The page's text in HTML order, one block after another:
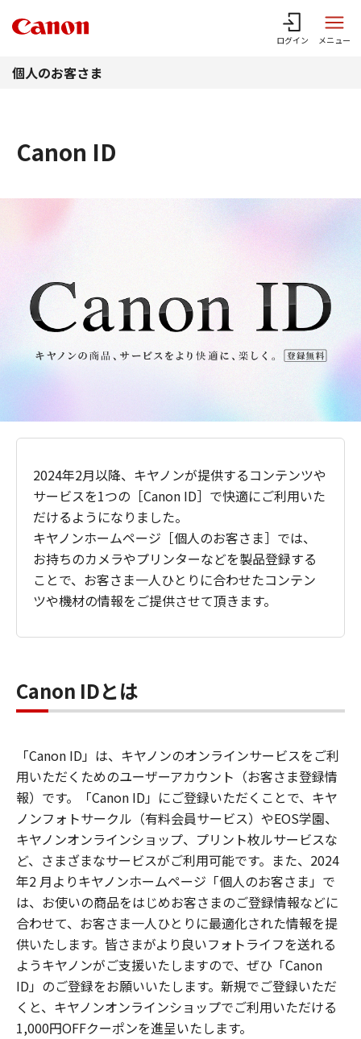
ログイン メニュー
個人のお客さま
Canon ID
2024年2月以降、キヤノンが提供するコンテンツや
サービスを1つの［Canon ID］で快適にご利用いた
だけるようになりました。
キヤノンホームページ［個人のお客さま］では、
お持ちのカメラやプリンターなどを製品登録する
ことで、お客さま一人ひとりに合わせたコンテン
ツや機材の情報をご提供させて頂きます。
Canon IDとは
「Canon ID」は、キヤノンのオンラインサービスをご利
用いただくためのユーザーアカウント（お客さま登録情
報）です。「Canon ID」にご登録いただくことで、キヤ
ノンフォトサークル（有料会員サービス）やEOS学園、
キヤノンオンラインショップ、プリント枚ルサービスな
ど、さまざまなサービスがご利用可能です。また、2024
年2 月よりキヤノンホームページ「個人のお客さま」で
は、お使いの商品をはじめお客さまのご登録情報などに
合わせて、お客さま一人ひとりに最適化された情報を提
供いたします。皆さまがより良いフォトライフを送れる
ようキヤノンがご支援いたしますので、ぜひ「Canon
ID」のご登録をお願いいたします。新規でご登録いただ
くと、キヤノンオンラインショップでご利用いただける
1,000円OFFクーポンを進呈いたします。